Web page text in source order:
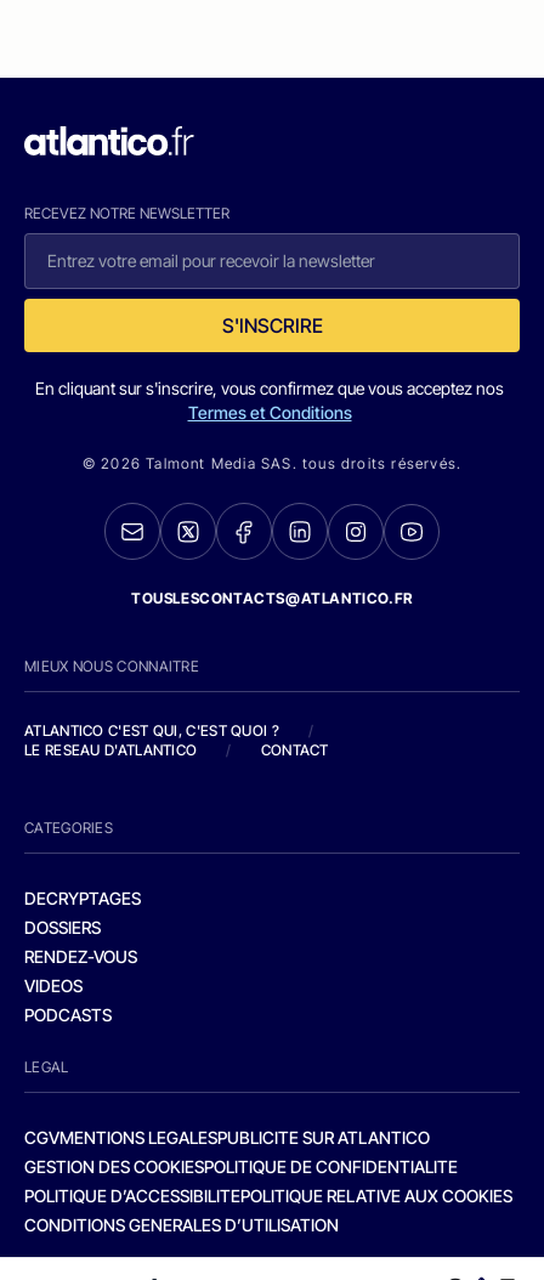
RECEVEZ NOTRE NEWSLETTER
S'INSCRIRE
En cliquant sur s'inscrire, vous confirmez que vous acceptez nos
Termes et Conditions
© 2026 Talmont Media SAS. tous droits réservés.
TOUSLESCONTACTS@ATLANTICO.FR
MIEUX NOUS CONNAITRE
ATLANTICO C'EST QUI, C'EST QUOI ?
/
LE RESEAU D'ATLANTICO
/ CONTACT
CATEGORIES
DECRYPTAGES
DOSSIERS
RENDEZ-VOUS
VIDEOS
PODCASTS
LEGAL
CGVMENTIONS LEGALESPUBLICITE SUR ATLANTICO
GESTION DES COOKIESPOLITIQUE DE CONFIDENTIALITE
POLITIQUE D’ACCESSIBILITEPOLITIQUE RELATIVE AUX COOKIES
CONDITIONS GENERALES D’UTILISATION